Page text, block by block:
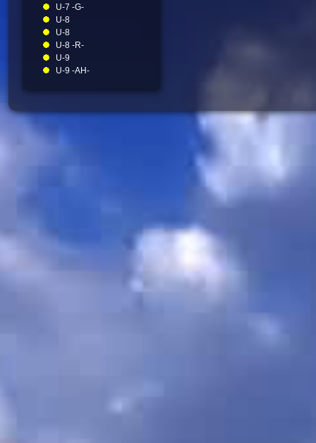
U-7 -G-
U-8
U-8
U-8 -R-
U-9
U-9 -AH-